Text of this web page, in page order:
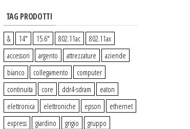
TAG PRODOTTI
& 14″ 15.6″ 802.11ac
802.11ax
accessori
argento attrezzature
aziende
bianco
collegamento
computer
continuita
core ddr4-sdram
eaton
elettronica
elettroniche epson
ethernet
express
giardino grigio
gruppo